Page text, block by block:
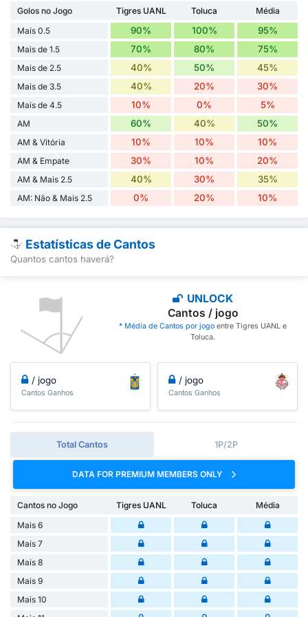
Golos no Jogo Tigres UANL Toluca
Média
Mais 0.5
90% 100% 95%
Mais de 1.5 70% 80% 75%
Mais de 2.5 40% 50% 45%
Mais de 3.5 40% 20% 30%
Mais de 4.5 10% 0% 5%
AM 60% 40% 50%
AM & Vitória 10% 10% 10%
AM & Empate 30% 10% 20%
AM & Mais 2.5 40% 30% 35%
AM: Não & Mais 2.5 0% 20% 10%
Estatísticas de Cantos
Quantos cantos haverá?
UNLOCK
Cantos / jogo
* Média de Cantos por jogo entre Tigres UANL e
Toluca.
/ jogo
Cantos Ganhos
/ jogo
Cantos Ganhos
Total Cantos 1P/2P
DATA FOR PREMIUM MEMBERS ONLY
Cantos no Jogo Tigres UANL Toluca
Média
Mais 6
Mais 7
Mais 8
Mais 9
Mais 10